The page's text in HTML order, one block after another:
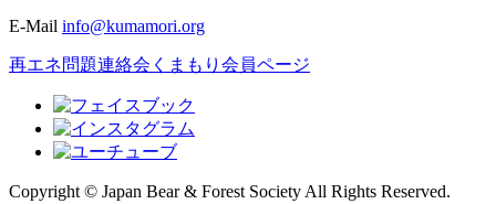
E-Mail info@kumamori.org
再エネ問題連絡会 くまもり会員ページ
Copyright © Japan Bear & Forest Society All Rights Reserved.